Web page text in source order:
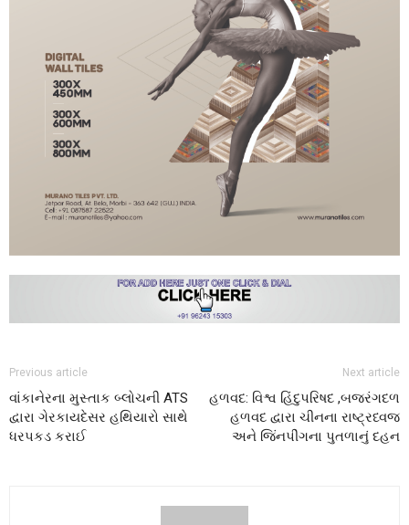
Previous article
વાંકાનેરના મુસ્તાક બ્લોચની ATS
દ્વારા ગેરકાયદેસર હથિયારો સાથે
ધરપકડ કરાઈ
Next article
હળવદ: વિશ્વ હિંદુપરિષદ ,બજરંગદળ
હળવદ દ્વારા ચીનના રાષ્ટ્રધ્વજ
અને જિંનપીંગના પુતળાનું દહન